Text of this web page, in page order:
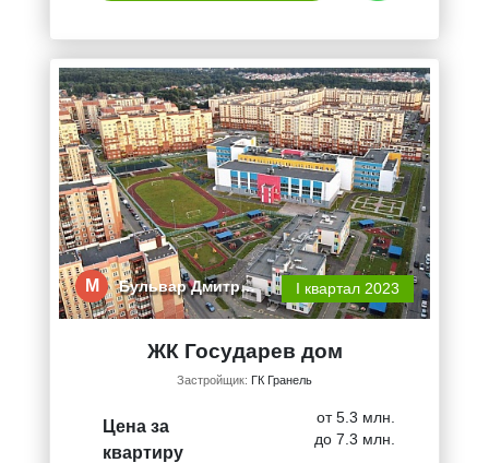
М Бульвар Дмитр… I квартал 2023
ЖК Государев дом
Застройщик: ГК Гранель
Цена за
квартиру
от 5.3 млн.
до 7.3 млн.